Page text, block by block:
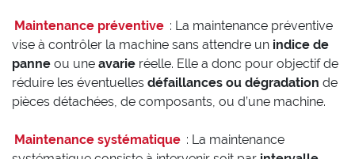
Maintenance préventive : La maintenance préventive
vise à contrôler la machine sans attendre un indice de
panne ou une avarie réelle. Elle a donc pour objectif de
réduire les éventuelles défaillances ou dégradation de
pièces détachées, de composants, ou d’une machine.
Maintenance systématique : La maintenance